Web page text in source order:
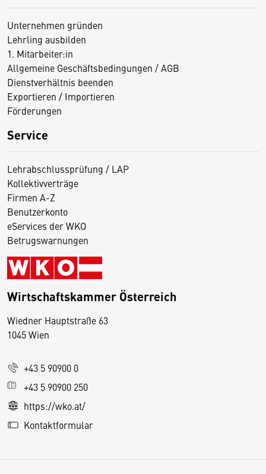
Unternehmen gründen
Lehrling ausbilden
1. Mitarbeiter:in
Allgemeine Geschäftsbedingungen / AGB
Dienstverhältnis beenden
Exportieren / Importieren
Förderungen
Service
Lehrabschlussprüfung / LAP
Kollektivverträge
Firmen A-Z
Benutzerkonto
eServices der WKO
Betrugswarnungen
Wirtschaftskammer Österreich
Wiedner Hauptstraße 63
1045 Wien
+43 5 90900 0
+43 5 90900 250
https://wko.at/
Kontaktformular
D
s
e
S
e